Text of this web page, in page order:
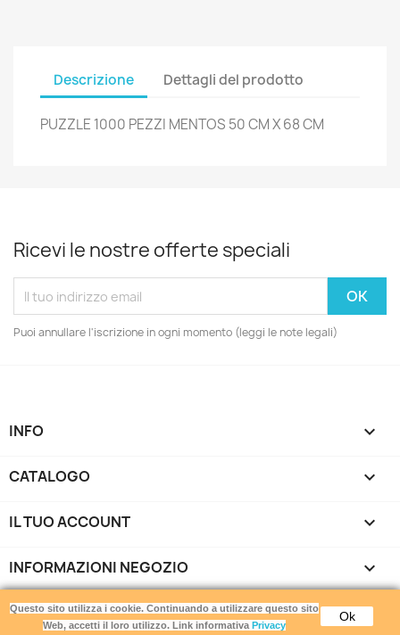
Descrizione Dettagli del prodotto
PUZZLE 1000 PEZZI MENTOS 50 CM X 68 CM
Ricevi le nostre offerte speciali
Puoi annullare l'iscrizione in ogni momento (leggi le note legali)
INFO 
CATALOGO 
IL TUO ACCOUNT 
INFORMAZIONI NEGOZIO keyboard_arrow_down
Questo sito utilizza i cookie. Continuando a utilizzare questo sito
Web, accetti il loro utilizzo. Link informativa Privacy
Ok
Gamemania srls - Via di Torrevecchia 220 - 00168 Roma -
P.IVA 16912871007